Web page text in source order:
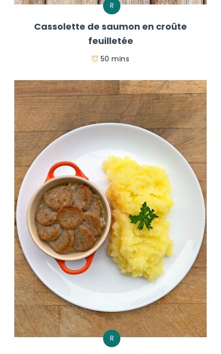
R
Cassolette de saumon en croûte
feuilletée
50 mins
R